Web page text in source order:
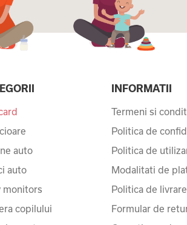
auto
auto
monitors
copilului
INFORMATII
Termeni si
Politica de
Politica de
Modalitati de
Politica de
Formular de